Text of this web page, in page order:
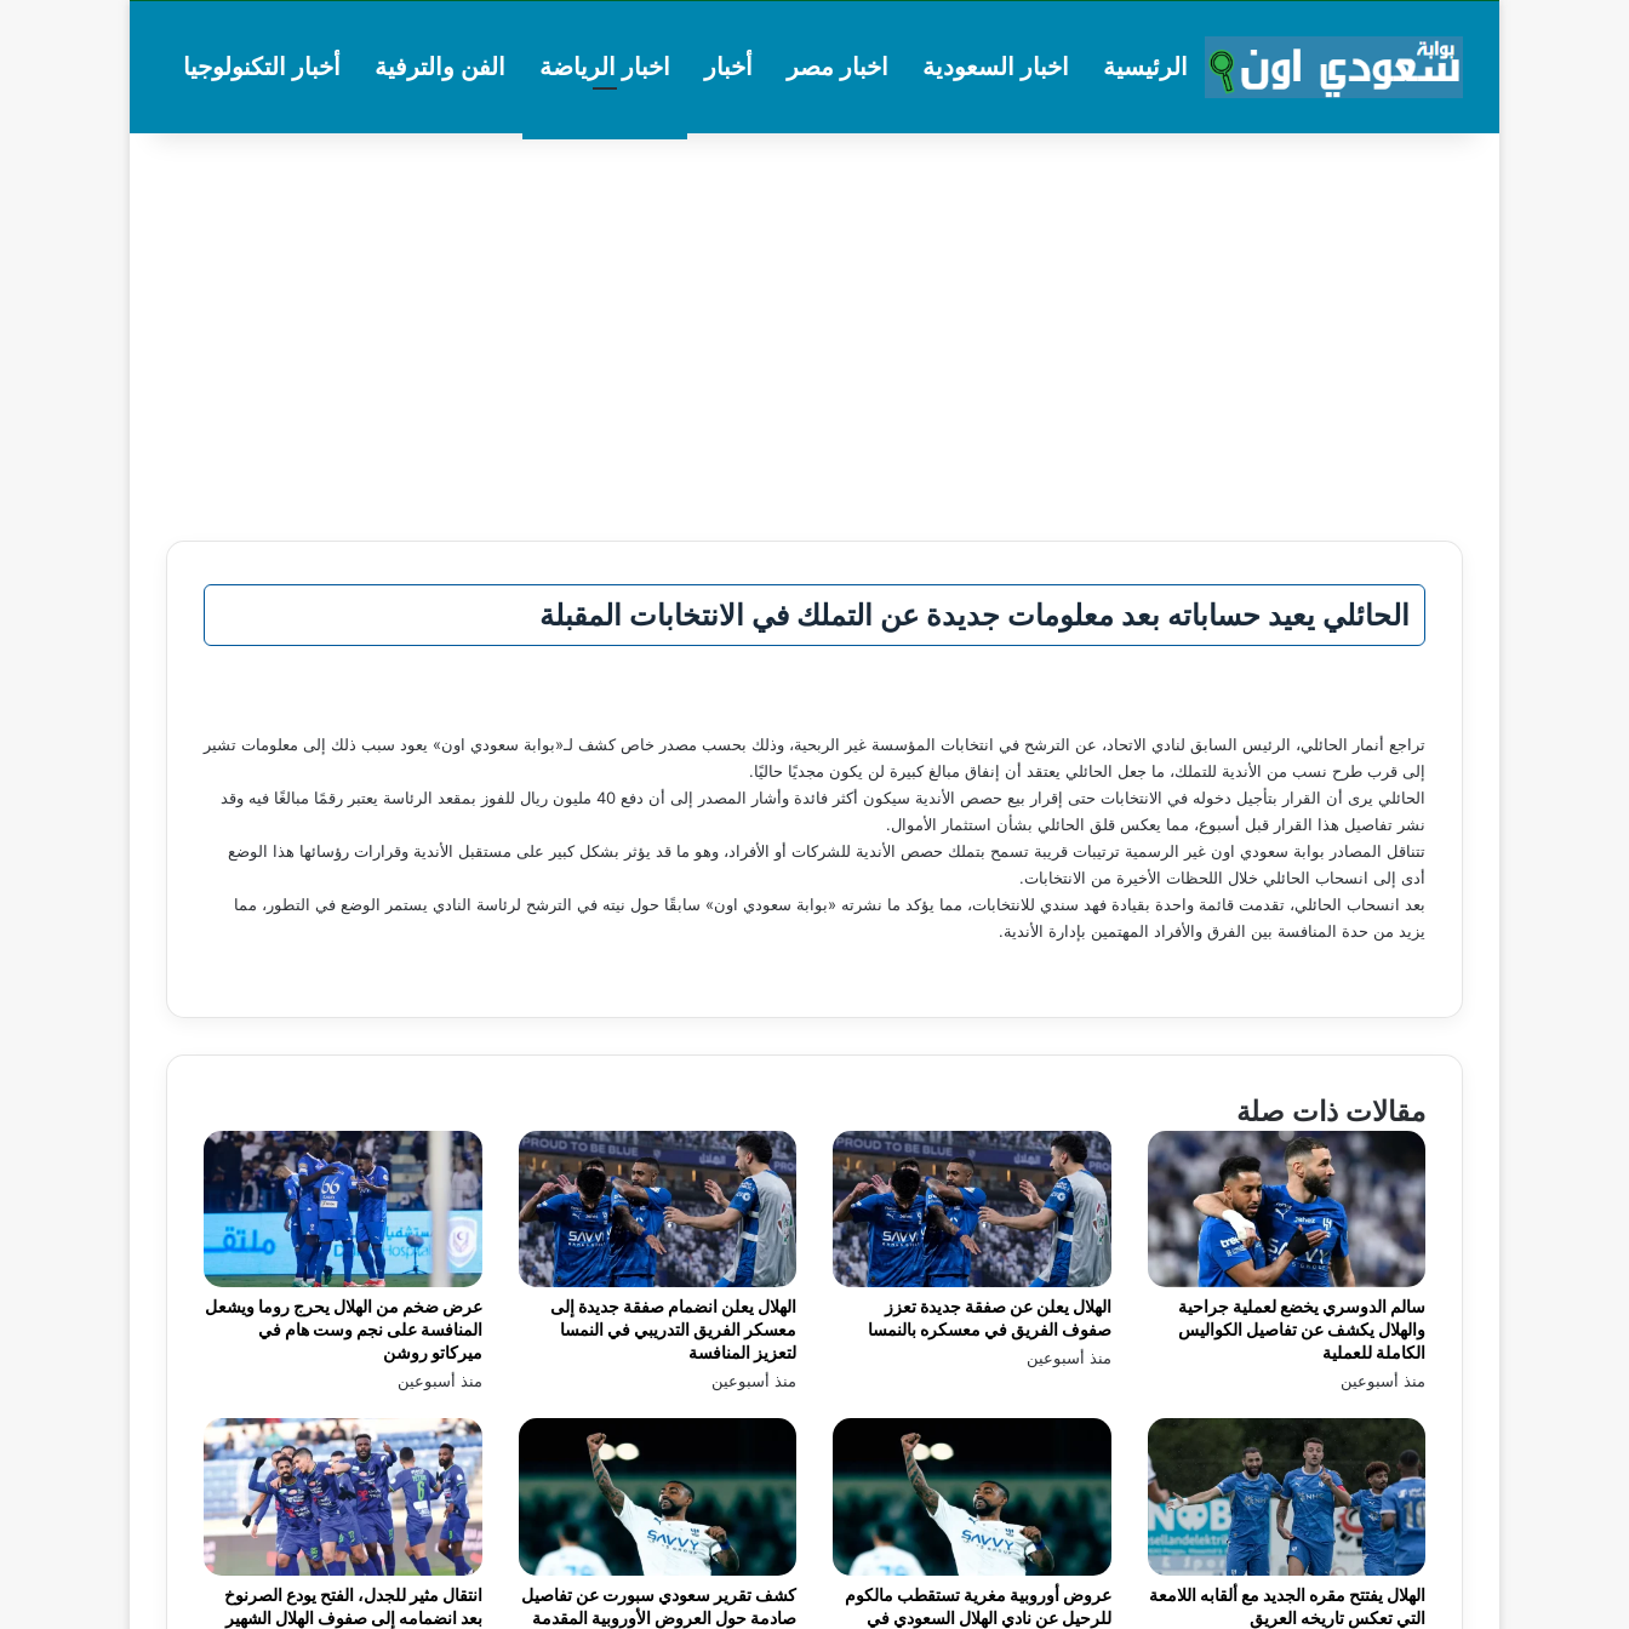
الرئيسية اخبار السعودية اخبار مصر أخبار اخبار الرياضة الفن والترفية أخبار التكنولوجيا
الحائلي يعيد حساباته بعد معلومات جديدة عن التملك في الانتخابات المقبلة
تراجع أنمار الحائلي، الرئيس السابق لنادي الاتحاد، عن الترشح في انتخابات المؤسسة غير الربحية، وذلك بحسب مصدر خاص كشف لـ«بوابة سعودي اون» يعود سبب ذلك إلى معلومات تشير
إلى قرب طرح نسب من الأندية للتملك، ما جعل الحائلي يعتقد أن إنفاق مبالغ كبيرة لن يكون مجديًا حاليًا.
الحائلي يرى أن القرار بتأجيل دخوله في الانتخابات حتى إقرار بيع حصص الأندية سيكون أكثر فائدة وأشار المصدر إلى أن دفع 40 مليون ريال للفوز بمقعد الرئاسة يعتبر رقمًا مبالغًا فيه وقد
نشر تفاصيل هذا القرار قبل أسبوع، مما يعكس قلق الحائلي بشأن استثمار الأموال.
تتناقل المصادر بوابة سعودي اون غير الرسمية ترتيبات قريبة تسمح بتملك حصص الأندية للشركات أو الأفراد، وهو ما قد يؤثر بشكل كبير على مستقبل الأندية وقرارات رؤسائها هذا الوضع
أدى إلى انسحاب الحائلي خلال اللحظات الأخيرة من الانتخابات.
بعد انسحاب الحائلي، تقدمت قائمة واحدة بقيادة فهد سندي للانتخابات، مما يؤكد ما نشرته «بوابة سعودي اون» سابقًا حول نيته في الترشح لرئاسة النادي يستمر الوضع في التطور، مما
يزيد من حدة المنافسة بين الفرق والأفراد المهتمين بإدارة الأندية.
مقالات ذات صلة
عرض ضخم من الهلال يحرج روما ويشعل
المنافسة على نجم وست هام في
ميركاتو روشن
منذ أسبوعين
الهلال يعلن انضمام صفقة جديدة إلى
معسكر الفريق التدريبي في النمسا
لتعزيز المنافسة
منذ أسبوعين
الهلال يعلن عن صفقة جديدة تعزز
صفوف الفريق في معسكره بالنمسا
منذ أسبوعين
سالم الدوسري يخضع لعملية جراحية
والهلال يكشف عن تفاصيل الكواليس
الكاملة للعملية
منذ أسبوعين
انتقال مثير للجدل، الفتح يودع الصرنوخ
بعد انضمامه إلى صفوف الهلال الشهير
كشف تقرير سعودي سبورت عن تفاصيل
صادمة حول العروض الأوروبية المقدمة
عروض أوروبية مغرية تستقطب مالكوم
للرحيل عن نادي الهلال السعودي في
الهلال يفتتح مقره الجديد مع ألقابه اللامعة
التي تعكس تاريخه العريق